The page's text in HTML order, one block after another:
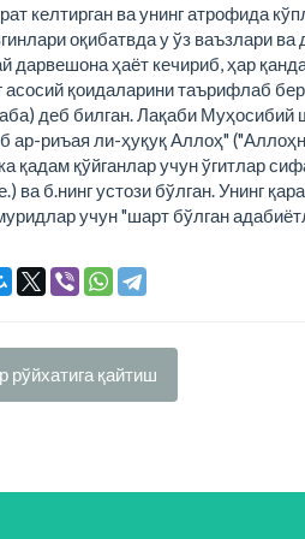
келтирган ва унинг атрофида
оқибатвда у ўз ваъзлари
ҳаёт кечириб, ҳар
қоидаларини таърифлаб
деб билган. Лақаби Муҳосибий
риъая ли-ҳуқуқ Аллоҳ"
қўйганлар учун ўгитлар
б.нинг устози бўлган. Унинг
учун "шарт бўлган
рўйхатига қайтиш